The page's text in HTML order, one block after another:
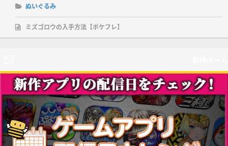
ぬいぐるみ
ミズゴロウの入手方法【ポケフレ】